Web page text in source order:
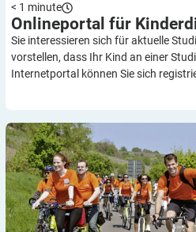
< 1 minute
Onlineportal für
Sie interessieren sich für aktuelle
vorstellen, dass Ihr Kind an einer
Internetportal können Sie sich
Volkskrankheit